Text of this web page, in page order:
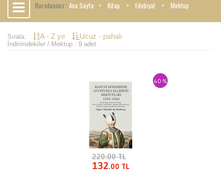
Buradasınız : Ana Sayfa Kitap Edebiyat Mektup
Sırala: A - Z ye Ucuz - pahalı
İndirimdekiler / Mektup : 9 adet
40 %
220.00 TL
132.00 TL